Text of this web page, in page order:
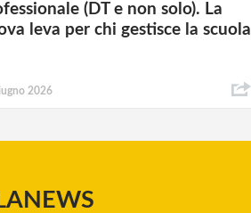
(DT e non solo). La
leva per chi gestisce la scuola
2026